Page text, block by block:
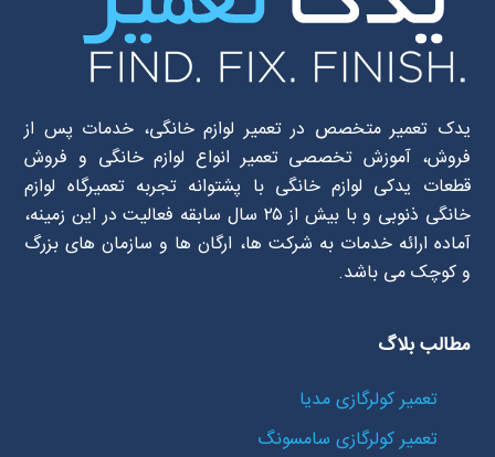
یدک تعمیر متخصص در تعمیر لوازم خانگی، خدمات پس از
فروش، آموزش تخصصی تعمیر انواع لوازم خانگی و فروش
قطعات یدکی لوازم خانگی با پشتوانه تجربه تعمیرگاه لوازم
خانگی ذنوبی و با بیش از ۲۵ سال سابقه فعالیت در این زمینه،
آماده ارائه خدمات به شرکت ها، ارگان ها و سازمان های بزرگ
و کوچک می باشد.
مطالب بلاگ
تعمیر کولرگازی مدیا
تعمیر کولرگازی سامسونگ